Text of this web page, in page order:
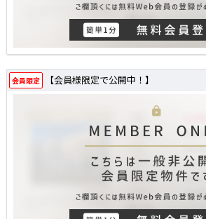
会員限定 【会員様限定で公開中！】